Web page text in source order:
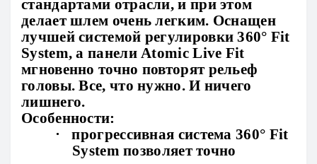
стандартами отрасли, и при этом
делает шлем очень легким. Оснащен
лучшей системой регулировки 360° Fit
System, а панели Atomic Live Fit
мгновенно точно повторят рельеф
головы. Все, что нужно. И ничего
лишнего.
Особенности:
·
прогрессивная система 360° Fit
System позволяет точно